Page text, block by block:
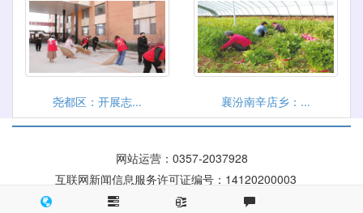
尧都区：开展志... 襄汾南辛店乡：...
网站运营： 0357-2037928
互联网新闻信息服务许可证编号：14120200003